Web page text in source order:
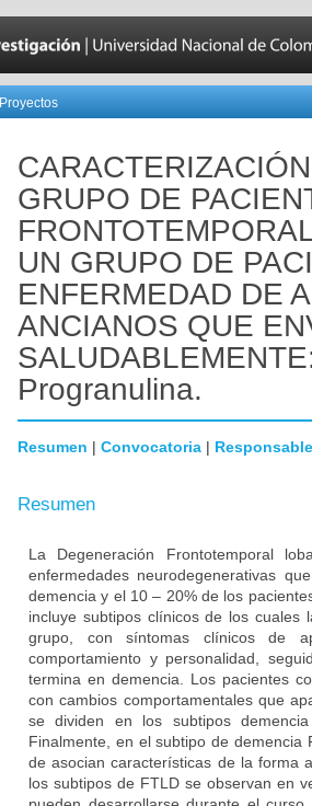
Proyectos
GRUPO DE
UN GRUPO DE
ENFERMEDAD DE
ANCIANOS QUE
Progranulina.
Resumen | Convocatoria | Responsable
Resumen
La Degeneración Frontotemporal
enfermedades neurodegenerativas
demencia y el 10 – 20% de los
incluye subtipos clínicos de los cuales
grupo, con síntomas clínicos de
comportamiento y personalidad,
termina en demencia. Los pacientes
con cambios comportamentales que
se dividen en los subtipos
Finalmente, en el subtipo de
de asocian características de la forma
los subtipos de FTLD se observan en